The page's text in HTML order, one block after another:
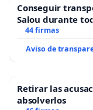
Conseguir
Salou durante
44 firmas
Aviso de
Retirar las
absolverlos